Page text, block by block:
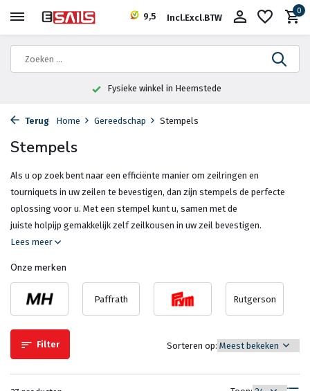
9,5 Incl.Excl.BTW
0
Fysieke winkel in Heemstede
Terug Home Gereedschap Stempels
Stempels
Als u op zoek bent naar een efficiënte manier om zeilringen en
tourniquets in uw zeilen te bevestigen, dan zijn stempels de perfecte
oplossing voor u. Met een stempel kunt u, samen met de
juiste holpijp gemakkelijk zelf zeilkousen in uw zeil bevestigen.
Lees meer
Onze merken
Paffrath Rutgerson
Filter Sorteren op: